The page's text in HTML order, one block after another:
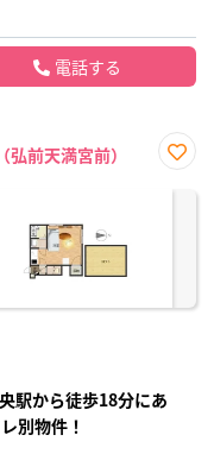
電話する
前天満宮前）
に入
駅から徒歩18分にあ
別物件！